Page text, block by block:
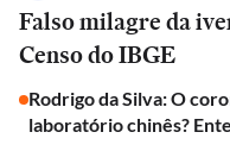
Falso milagre da
Censo do IBGE
Rodrigo da Silva: O
laboratório chinês?